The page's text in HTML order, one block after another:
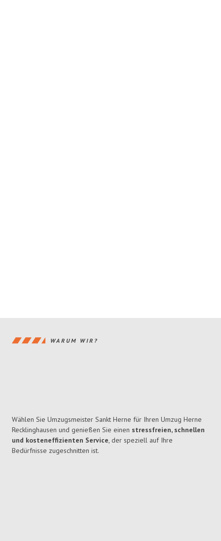
WARUM WIR?
Wählen Sie Umzugsmeister Sankt Herne für Ihren Umzug Herne
Recklinghausen und genießen Sie einen stressfreien, schnellen
und kosteneffizienten Service, der speziell auf Ihre
Bedürfnisse zugeschnitten ist.